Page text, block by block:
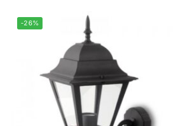
-26%